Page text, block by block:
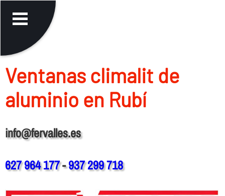
Ventanas climalit de
aluminio en Rubí
info@fervalles.es
627 964 177-937 299 718